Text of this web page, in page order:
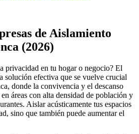
de Aislamiento
(2026)
privacidad en tu hogar o negocio? El
solución efectiva que se vuelve crucial
donde la convivencia y el descanso
áreas con alta densidad de población y
Aislar acústicamente tus espacios
sino que también puede aumentar el